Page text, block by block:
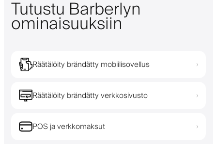
Tutustu Barberlyn
ominaisuuksiin
Räätälöity brändätty mobiilisovellus ›
Räätälöity brändätty verkkosivusto ›
POS ja verkkomaksut ›